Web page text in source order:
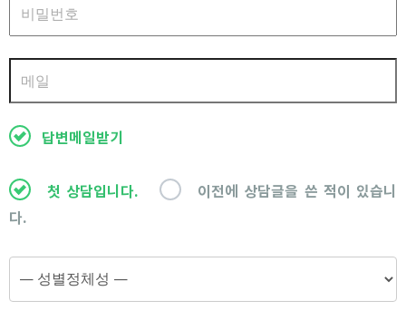
답변메일받기
첫 상담입니다.
이전에 상담글을 쓴 적이 있습니
다.